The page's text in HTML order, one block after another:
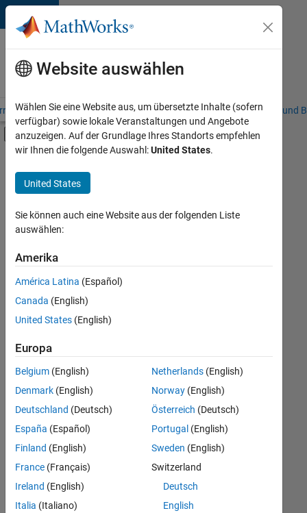
Weiter zum Inhalt
Karriere
bei
MathWorks
– Übersicht Stellensuche Niederlassungen Studierende und
Umschaltung für Off-Canvas-
Hauptinhalt
Information Technology
Commercial Sales
Inside Sales
Finance and Operations
Human Resources
+4
Derzeit
es
keine
offenen
Stellen,
Ihren
Suchkriterien
entsprechen.
können
die
Suchkriterien
weiter
fassen
oder
alle
Website auswählen
Wählen Sie eine Website aus, um übersetzte Inhalte (sofern
verfügbar) sowie lokale Veranstaltungen und Angebote
anzuzeigen. Auf der Grundlage Ihres Standorts empfehlen
wir Ihnen die folgende Auswahl:United States.
United States
Sie können auch eine Website aus der folgenden Liste
auswählen:
Amerika
América Latina (Español)
Canada (English)
United States (English)
Europa
Belgium (English)
Denmark (English)
Deutschland (Deutsch)
España (Español)
Finland (English)
France (Français)
Ireland (English)
Italia (Italiano)
Netherlands(English)
Norway(English)
Österreich (Deutsch)
Portugal (English)
Sweden (English)
Switzerland
Deutsch
English